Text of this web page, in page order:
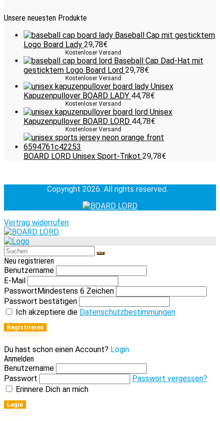
Unsere neuesten Produkte
Baseball Cap mit gesticktem
Logo Board Lady 29,78€
Kostenloser Versand
Baseball Cap Dad-Hat mit
gesticktem Logo Board Lord 29,78€
Kostenloser Versand
Unisex
Kapuzenpullover BOARD LADY 44,78€
Kostenloser Versand
Unisex
Kapuzenpullover BOARD LORD 44,78€
Kostenloser Versand
BOARD LORD Unisex Sport-Trikot 29,78€
Copyright 2026. All rights reserved.
Vertrag widerrufen
Neu registrieren
Benutzername
E-Mail
PasswortMindestens 6 Zeichen
Passwort bestätigen
Ich akzeptiere die Datenschutzbestimmungen
Registrieren
Du hast schon einen Account? Login
Anmelden
Benutzername
Passwort
Passwort vergessen?
Erinnere Dich an mich
Login